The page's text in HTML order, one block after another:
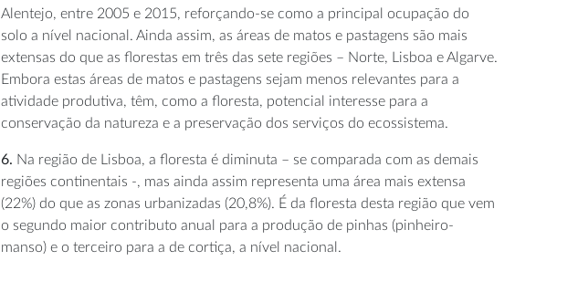
Alentejo, entre 2005 e 2015, reforçando-se como a principal ocupação do
solo a nível nacional. Ainda assim, as áreas de matos e pastagens são mais
extensas do que as florestas em três das sete regiões – Norte, Lisboa e Algarve.
Embora estas áreas de matos e pastagens sejam menos relevantes para a
atividade produtiva, têm, como a floresta, potencial interesse para a
conservação da natureza e a preservação dos serviços do ecossistema.
6. Na região de Lisboa, a floresta é diminuta – se comparada com as demais
regiões continentais -, mas ainda assim representa uma área mais extensa
(22%) do que as zonas urbanizadas (20,8%). É da floresta desta região que vem
o segundo maior contributo anual para a produção de pinhas (pinheiro-
manso) e o terceiro para a de cortiça, a nível nacional.